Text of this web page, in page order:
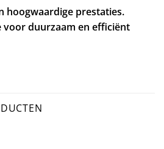
hoogwaardige prestaties.
voor duurzaam en efficiënt